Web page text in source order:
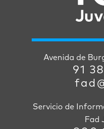
Avenida de
91
Servicio de
Fad